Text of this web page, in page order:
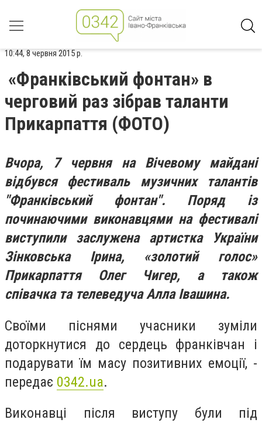
10:44, 8 червня 2015 р.
«Франківський фонтан» в
черговий раз зібрав таланти
Прикарпаття (ФОТО)
Вчора, 7 червня на Вічевому майдані
відбувся фестиваль музичних талантів
"Франківський фонтан". Поряд із
починаючими виконавцями на фестивалі
виступили заслужена артистка України
Зінковська Ірина, «золотий голос»
Прикарпаття Олег Чигер, а також
співачка та телеведуча Алла Івашина.
Своїми піснями учасники зуміли
доторкнутися до сердець франківчан і
подарувати їм масу позитивних емоції, -
передає 0342.ua.
Виконавці після виступу були під